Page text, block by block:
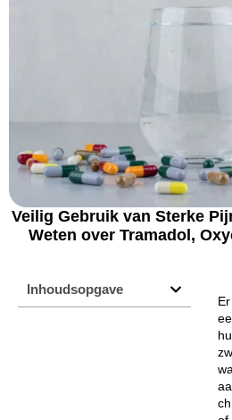
Veilig Gebruik van Sterke
Weten over Tramadol,
Inhoudsopgave